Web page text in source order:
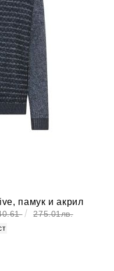
памук и акрил
275.01лв.